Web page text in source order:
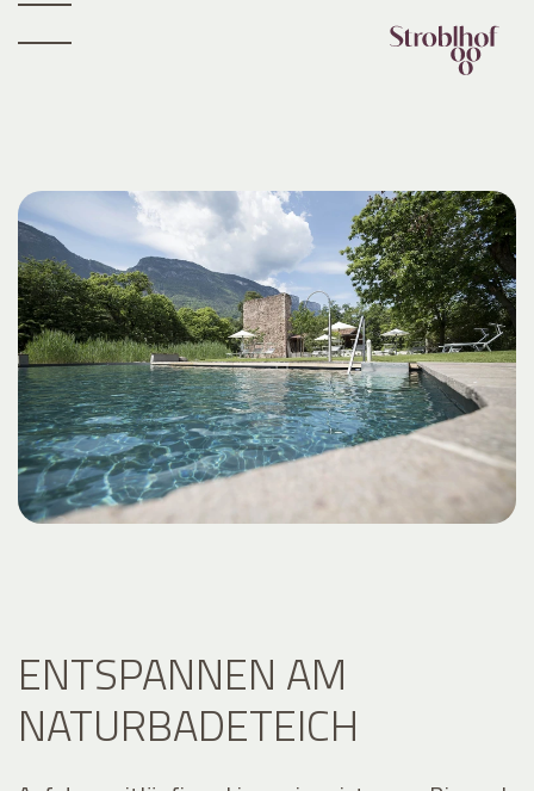
ENTSPANNEN AM
NATURBADETEICH